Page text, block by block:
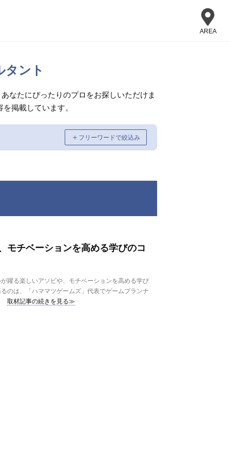
AREA
タント
なたにぴったりのプロをお探しいただけま
掲載しています。
＋ フリーワードで絞込み
モチベーションを高める学びのコ
躍る楽しいアソビや、モチベーションを高める学び
のは、「ハママツゲームズ」代表でゲームプランナ
取材記事の続きを見る≫